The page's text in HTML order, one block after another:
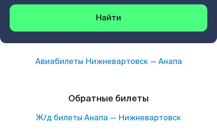
Найти
Авиабилеты Нижневартовск— Анапа
Обратные билеты
Ж/д билеты Анапа — Нижневартовск